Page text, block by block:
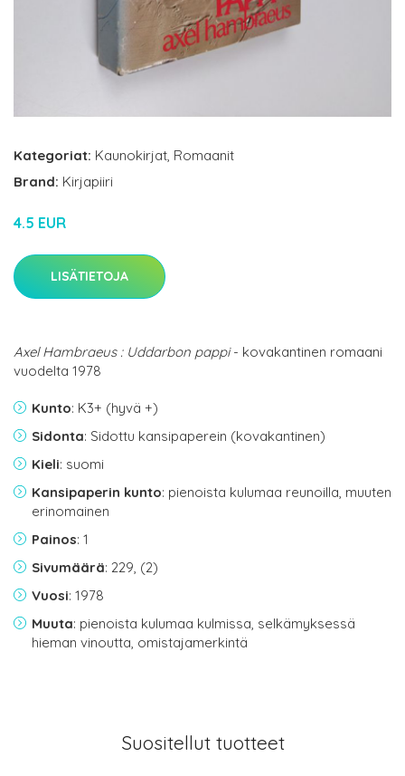
Kategoriat: Kaunokirjat, Romaanit
Brand: Kirjapiiri
4.5 EUR
LISÄTIETOJA
Axel Hambraeus : Uddarbon pappi- kovakantinen romaani
vuodelta 1978
Kunto: K3+ (hyvä +)
Sidonta: Sidottu kansipaperein (kovakantinen)
Kieli: suomi
Kansipaperin kunto: pienoista kulumaa reunoilla, muuten
erinomainen
Painos: 1
Sivumäärä: 229, (2)
Vuosi: 1978
Muuta: pienoista kulumaa kulmissa, selkämyksessä
hieman vinoutta, omistajamerkintä
Suositellut tuotteet